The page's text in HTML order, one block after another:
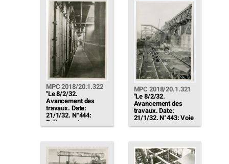
MPC 2018/20.1.322
"Le 8/2/32.
Avancement des
travaux. Date:
21/1/32. N°444:
Enlèvement
pneumatique des
Passerelle derrière
les chaudières paires
[…]"
MPC 2018/20.1.321
"Le 8/2/32.
Avancement des
travaux. Date:
21/1/32. N°443: Voie
(1748).- Pose de la
convoyeur (dont la
couverture a été
démolie)[…]"